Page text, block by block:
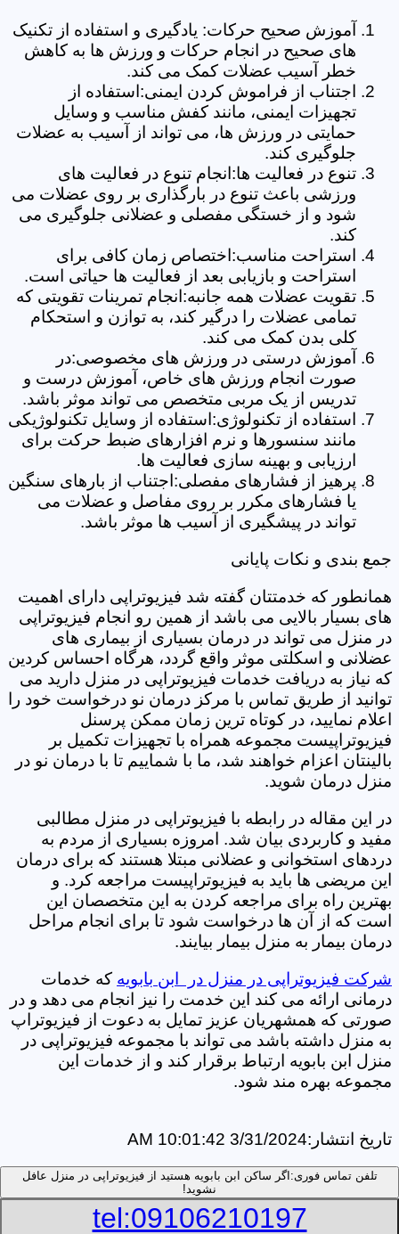
آموزش صحیح حرکات: یادگیری و استفاده از تکنیک
های صحیح در انجام حرکات و ورزش ها به کاهش
خطر آسیب عضلات کمک می کند.
اجتناب از فراموش کردن ایمنی:استفاده از
تجهیزات ایمنی، مانند کفش مناسب و وسایل
حمایتی در ورزش ها، می تواند از آسیب به عضلات
جلوگیری کند.
تنوع در فعالیت ها:انجام تنوع در فعالیت های
ورزشی باعث تنوع در بارگذاری بر روی عضلات می
شود و از خستگی مفصلی و عضلانی جلوگیری می
کند.
استراحت مناسب:اختصاص زمان کافی برای
استراحت و بازیابی بعد از فعالیت ها حیاتی است.
تقویت عضلات همه جانبه:انجام تمرینات تقویتی که
تمامی عضلات را درگیر کند، به توازن و استحکام
کلی بدن کمک می کند.
آموزش درستی در ورزش های مخصوصی:در
صورت انجام ورزش های خاص، آموزش درست و
تدریس از یک مربی متخصص می تواند موثر باشد.
استفاده از تکنولوژی:استفاده از وسایل تکنولوژیکی
مانند سنسورها و نرم افزارهای ضبط حرکت برای
ارزیابی و بهینه سازی فعالیت ها.
پرهیز از فشارهای مفصلی:اجتناب از بارهای سنگین
یا فشارهای مکرر بر روی مفاصل و عضلات می
تواند در پیشگیری از آسیب ها موثر باشد.
جمع بندی و نکات پایانی
همانطور که خدمتتان گفته شد فیزیوتراپی دارای اهمیت
های بسیار بالایی می باشد از همین رو انجام فیزیوتراپی
در منزل می تواند در درمان بسیاری از بیماری های
عضلانی و اسکلتی موثر واقع گردد، هرگاه احساس کردین
که نیاز به دریافت خدمات فیزیوتراپی در منزل دارید می
توانید از طریق تماس با مرکز درمان نو درخواست خود را
اعلام نمایید، در کوتاه ترین زمان ممکن پرسنل
فیزیوتراپیست مجموعه همراه با تجهیزات تکمیل بر
بالینتان اعزام خواهند شد، ما با شماییم تا با درمان نو در
منزل درمان شوید.
در این مقاله در رابطه با فیزیوتراپی در منزل مطالبی
مفید و کاربردی بیان شد. امروزه بسیاری از مردم به
دردهای استخوانی و عضلانی مبتلا هستند که برای درمان
این مریضی ها باید به فیزیوتراپیست مراجعه کرد. و
بهترین راه برای مراجعه کردن به این متخصصان این
است که از آن ها درخواست شود تا برای انجام مراحل
درمان بیمار به منزل بیمار بیایند.
شرکت فیزیوتراپی در منزل در ابن بابویه که خدمات
درمانی ارائه می کند این خدمت را نیز انجام می دهد و در
صورتی که همشهریان عزیز تمایل به دعوت از فیزیوتراپ
به منزل داشته باشد می تواند با مجموعه فیزیوتراپی در
منزل ابن بابویه ارتباط برقرار کند و از خدمات این
مجموعه بهره مند شود.
تاریخ انتشار:3/31/2024 10:01:42 AM
تلفن تماس فوری: اگر ساکن ابن بابویه هستید از فیزیوتراپی در منزل عافل
نشوید!
tel:09106210197